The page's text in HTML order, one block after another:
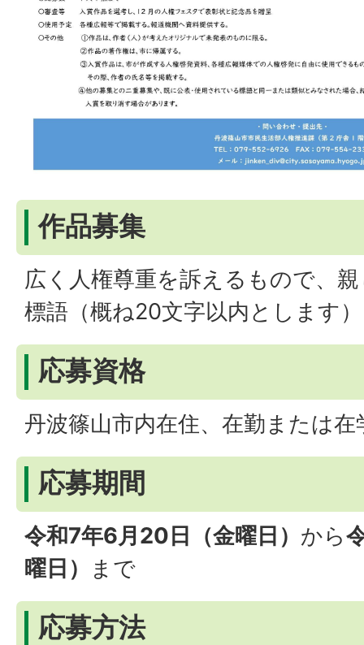
作品募集
広く人権尊重を訴えるもので、
標語（概ね20文字以内とします）
応募資格
丹波篠山市内在住、在勤または在
応募期間
令和7年6月20日（金曜日） から
曜日）
まで
応募方法